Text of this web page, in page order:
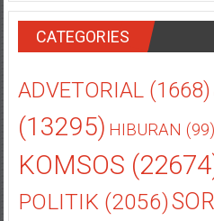
CATEGORIES
ADVETORIAL(1668)
(13295) HIBURAN (99)
KOMSOS
POLITIK(2056)